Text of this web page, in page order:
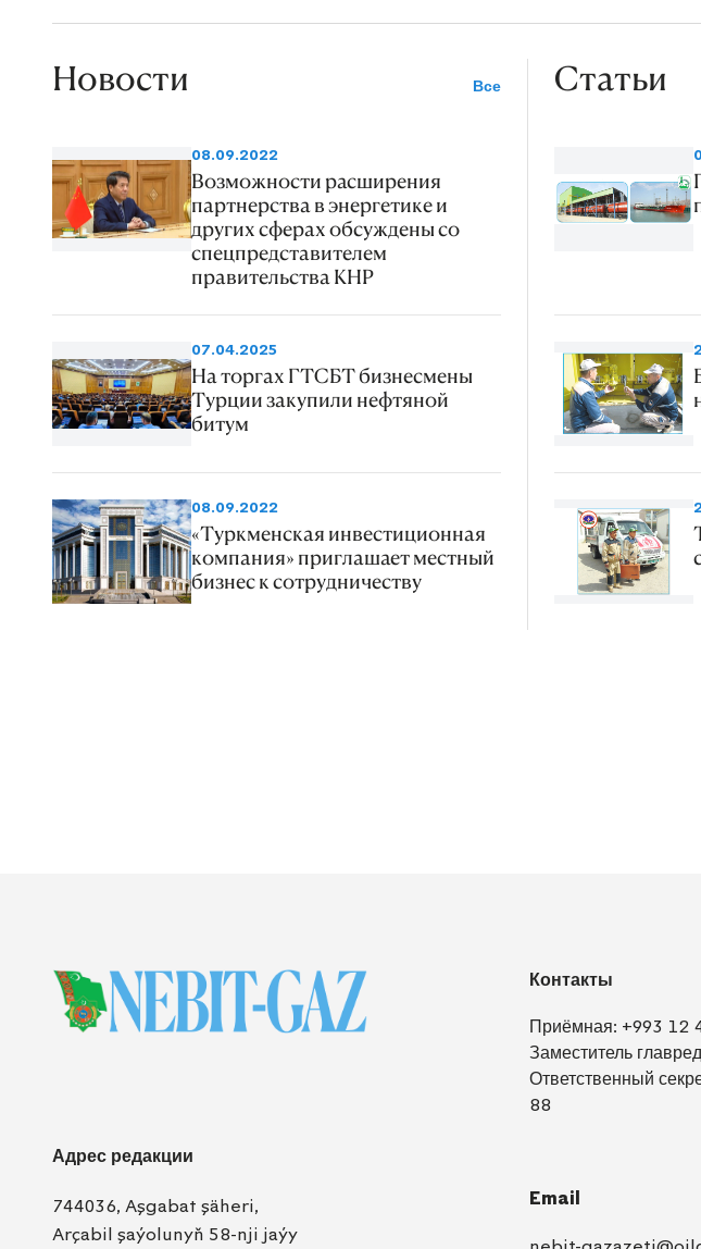
Новости Все
08.09.2022
Возможности расширения
партнерства в энергетике и
других сферах обсуждены со
спецпредставителем
правительства КНР
07.04.2025
На торгах ГТСБТ бизнесмены
Турции закупили нефтяной
битум
08.09.2022
«Туркменская инвестиционная
компания» приглашает местный
бизнес к сотрудничеству
Статьи
Адрес редакции
744036, Aşgabat şäheri,
Arçabil şaýolunyň 58-nji jaýy
Контакты
Приёмная: +993 12
Заместитель
Ответственный
88
Email